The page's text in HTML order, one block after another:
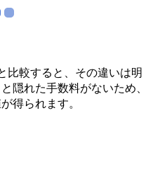
比較すると、その違いは明
隠れた手数料がないため、
得られます。